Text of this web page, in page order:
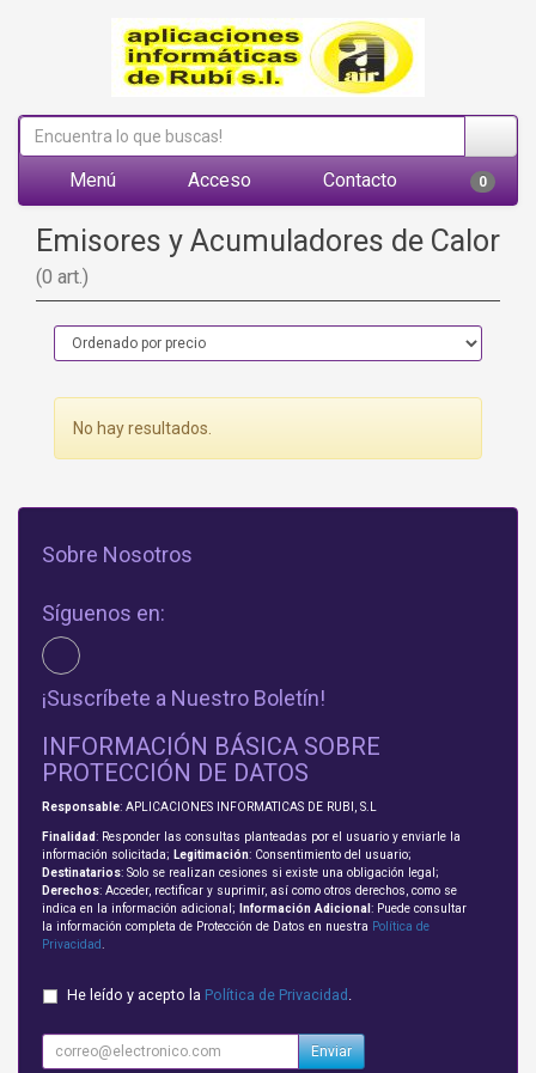
Menú Acceso Contacto 0
Emisores y Acumuladores de Calor
(0 art.)
No hay resultados.
Sobre Nosotros
Síguenos en:
¡Suscríbete a Nuestro Boletín!
INFORMACIÓN BÁSICA SOBRE
PROTECCIÓN DE DATOS
Responsable: APLICACIONES INFORMATICAS DE RUBI, S.L
Finalidad: Responder las consultas planteadas por el usuario y enviarle la
información solicitada; Legitimación: Consentimiento del usuario;
Destinatarios: Solo se realizan cesiones si existe una obligación legal;
Derechos: Acceder, rectificar y suprimir, así como otros derechos, como se
indica en la información adicional;
Información Adicional : Puede consultar
la información completa de Protección de Datos en nuestra Política de
Privacidad
He leído y acepto la Política de Privacidad .
Enviar